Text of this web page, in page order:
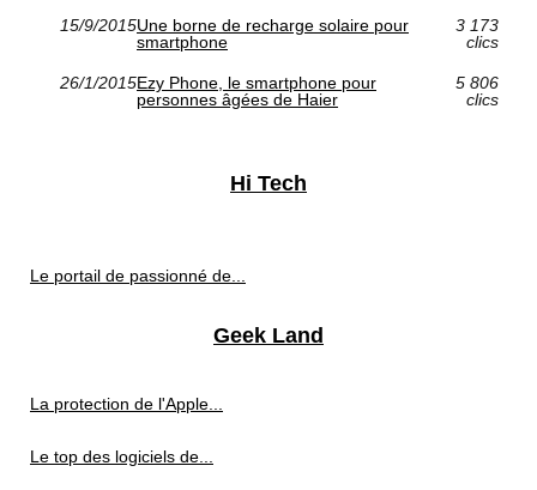
15/9/2015Une borne de recharge solaire pour
smartphone
3 173
clics
26/1/2015Ezy Phone, le smartphone pour
personnes âgées de Haier
5 806
clics
Hi Tech
Le portail de passionné de...
Geek Land
La protection de l'Apple...
Le top des logiciels de...